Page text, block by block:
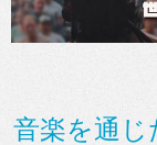
音楽を通